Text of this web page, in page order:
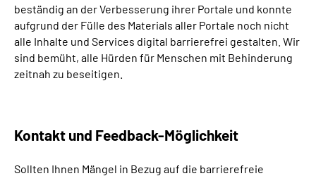
beständig an der Verbesserung ihrer Portale und konnte
aufgrund der Fülle des Materials aller Portale noch nicht
alle Inhalte und Services digital barrierefrei gestalten. Wir
sind bemüht, alle Hürden für Menschen mit Behinderung
zeitnah zu beseitigen.
Kontakt und Feedback-Möglichkeit
Sollten Ihnen Mängel in Bezug auf die barrierefreie